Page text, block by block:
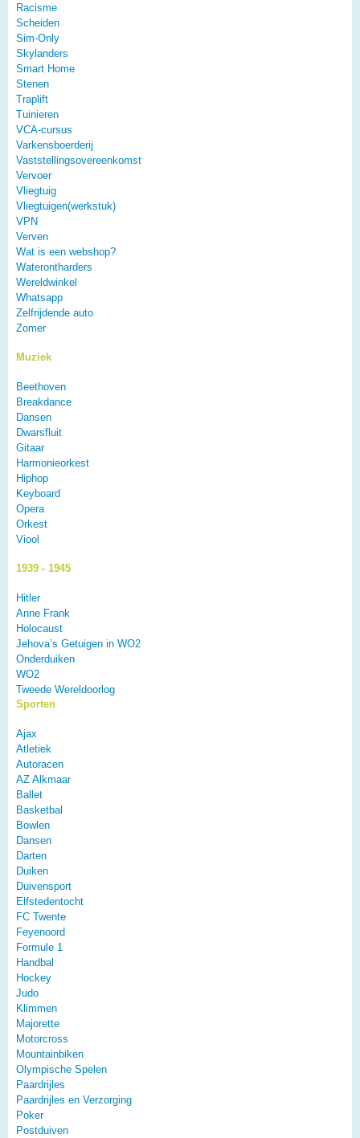
Racisme
Scheiden
Sim-Only
Skylanders
Smart Home
Stenen
Traplift
Tuinieren
VCA-cursus
Varkensboerderij
Vaststellingsovereenkomst
Vervoer
Vliegtuig
Vliegtuigen(werkstuk)
VPN
Verven
Wat is een webshop?
Waterontharders
Wereldwinkel
Whatsapp
Zelfrijdende auto
Zomer
Muziek
Beethoven
Breakdance
Dansen
Dwarsfluit
Gitaar
Harmonieorkest
Hiphop
Keyboard
Opera
Orkest
Viool
1939 - 1945
Hitler
Anne Frank
Holocaust
Jehova’s Getuigen in WO2
Onderduiken
WO2
Tweede Wereldoorlog
Sporten
Ajax
Atletiek
Autoracen
AZ Alkmaar
Ballet
Basketbal
Bowlen
Dansen
Darten
Duiken
Duivensport
Elfstedentocht
FC Twente
Feyenoord
Formule 1
Handbal
Hockey
Judo
Klimmen
Majorette
Motorcross
Mountainbiken
Olympische Spelen
Paardrijles
Paardrijles en Verzorging
Poker
Postduiven